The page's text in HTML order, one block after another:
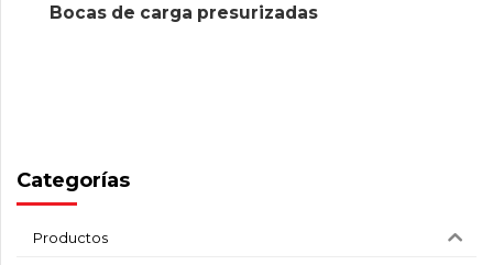
Bocas de carga presurizadas
Categorías
Productos